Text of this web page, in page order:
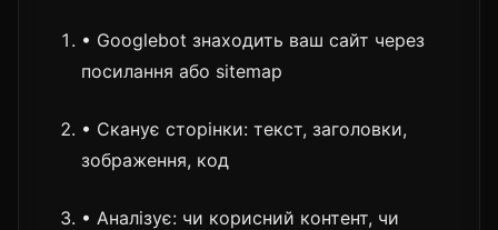
• Googlebot знаходить ваш сайт через
посилання або sitemap
• Сканує сторінки: текст, заголовки,
зображення, код
• Аналізує: чи корисний контент, чи